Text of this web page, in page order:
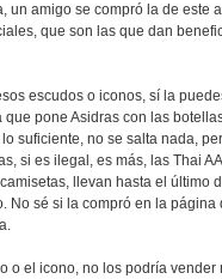
un amigo se compró la de este
que son las que dan
escudos o iconos, sí la
pone Asidras con las
suficiente, no se salta nada,
si es ilegal, es más, las Thai
llevan hasta el último
No sé si la compró en la página
o el icono, no los podría vender